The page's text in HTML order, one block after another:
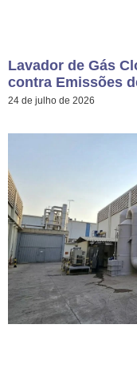
Lavador de Gás
contra Emissões
24 de julho de 2026